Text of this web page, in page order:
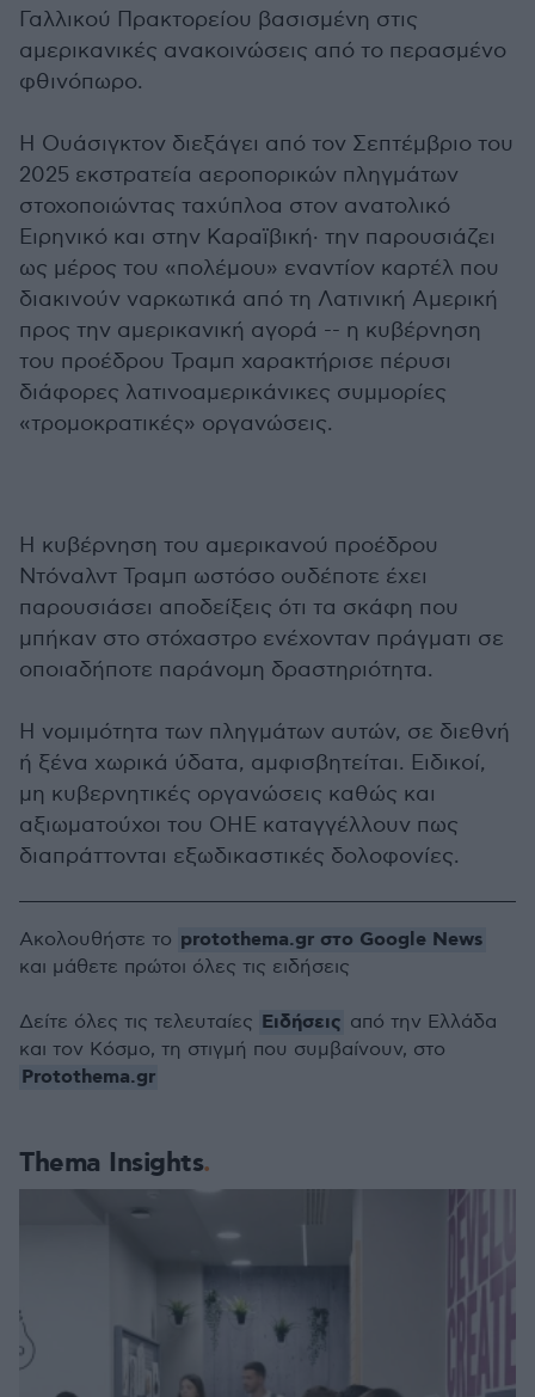
Γαλλικού Πρακτορείου βασισμένη στις
αμερικανικές ανακοινώσεις από το περασμένο
φθινόπωρο.
Η Ουάσιγκτον διεξάγει από τον Σεπτέμβριο του
2025 εκστρατεία αεροπορικών πληγμάτων
στοχοποιώντας ταχύπλοα στον ανατολικό
Ειρηνικό και στην Καραϊβική· την παρουσιάζει
ως μέρος του «πολέμου» εναντίον καρτέλ που
διακινούν ναρκωτικά από τη Λατινική Αμερική
προς την αμερικανική αγορά -- η κυβέρνηση
του προέδρου Τραμπ χαρακτήρισε πέρυσι
διάφορες λατινοαμερικάνικες συμμορίες
«τρομοκρατικές» οργανώσεις.
Η κυβέρνηση του αμερικανού προέδρου
Ντόναλντ Τραμπ ωστόσο ουδέποτε έχει
παρουσιάσει αποδείξεις ότι τα σκάφη που
μπήκαν στο στόχαστρο ενέχονταν πράγματι σε
οποιαδήποτε παράνομη δραστηριότητα.
Η νομιμότητα των πληγμάτων αυτών, σε διεθνή
ή ξένα χωρικά ύδατα, αμφισβητείται. Ειδικοί,
μη κυβερνητικές οργανώσεις καθώς και
αξιωματούχοι του ΟΗΕ καταγγέλλουν πως
διαπράττονται εξωδικαστικές δολοφονίες.
Thema Insights
Ακολουθήστε το protothema.gr στο Google News
και μάθετε πρώτοι όλες τις ειδήσεις
Δείτε όλες τις τελευταίες Ειδήσεις από την Ελλάδα
και τον Κόσμο, τη στιγμή που συμβαίνουν, στο
Protothema.gr